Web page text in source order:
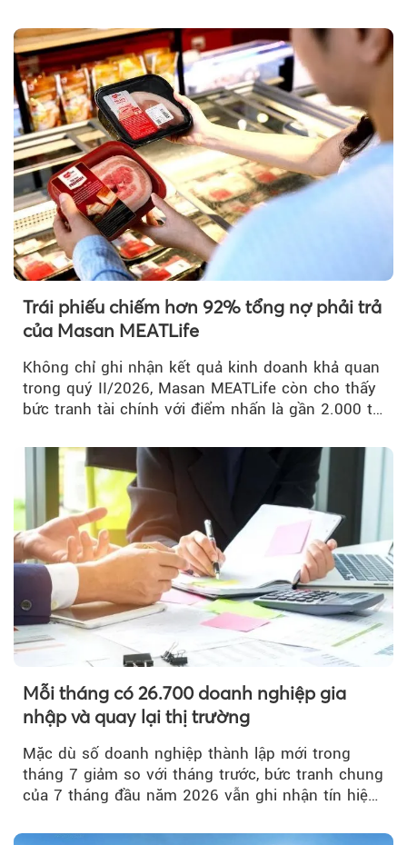
Trái phiếu chiếm hơn 92% tổng nợ phải trả
của Masan MEATLife
Không chỉ ghi nhận kết quả kinh doanh khả quan
trong quý II/2026, Masan MEATLife còn cho thấy
bức tranh tài chính với điểm nhấn là gần 2.000 tỷ
Mỗi tháng có 26.700 doanh nghiệp gia
nhập và quay lại thị trường
Mặc dù số doanh nghiệp thành lập mới trong
tháng 7 giảm so với tháng trước, bức tranh chung
của 7 tháng đầu năm 2026 vẫn ghi nhận tín hiệu